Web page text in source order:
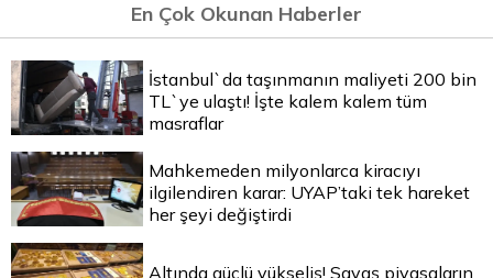
En Çok Okunan Haberler
İstanbul`da taşınmanın maliyeti 200 bin
TL`ye ulaştı! İşte kalem kalem tüm
masraflar
Mahkemeden milyonlarca kiracıyı
ilgilendiren karar: UYAP’taki tek hareket
her şeyi değiştirdi
Altında güçlü yükseliş! Savaş piyasaların